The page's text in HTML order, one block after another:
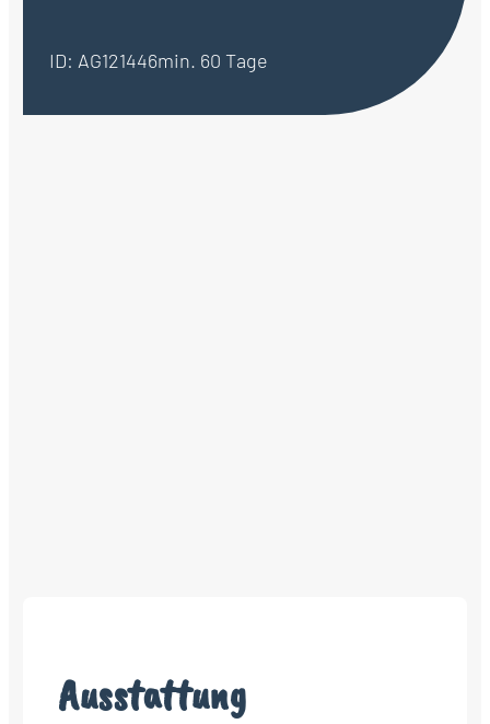
ID: AG121446min. 60 Tage
Ausstattung